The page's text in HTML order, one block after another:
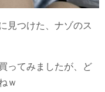
見つけた、ナゾのス
ってみましたが、ど
ｗ